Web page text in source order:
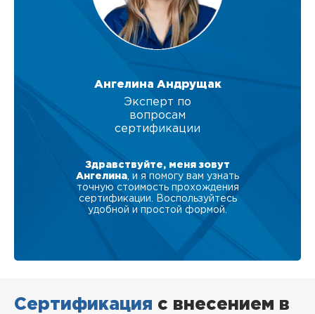
Ангелина Андрущак
Эксперт по
вопросам
сертификации
Здравствуйте, меня зовут
Ангелина , и я помогу вам узнать
точную стоимость прохождения
сертификации. Воспользуйтесь
удобной и простой формой.
Сертификация с внесением в